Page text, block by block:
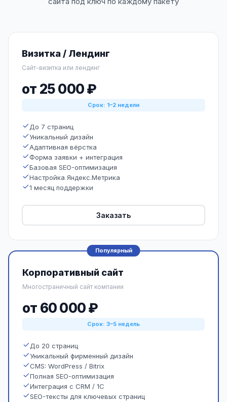
Визитка / Лендинг
Сайт-визитка или лендинг
от 25 000 ₽
Срок: 1–2 недели
До 7 страниц
Уникальный дизайн
Адаптивная вёрстка
Форма заявки + интеграция
Базовая SEO-оптимизация
Настройка Яндекс.Метрика
1 месяц поддержки
Заказать
Популярный
Корпоративный сайт
Многостраничный сайт компании
от 60 000 ₽
Срок: 3–5 недель
До 20 страниц
Уникальный фирменный дизайн
CMS: WordPress / Bitrix
Полная SEO-оптимизация
Интеграция с CRM / 1С
SEO-тексты для ключевых страниц